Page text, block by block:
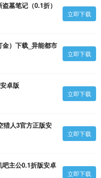
墓笔记（0.1折）
立即下载
）下载_异能都市
立即下载
卓版
立即下载
猎人3官方正版安
立即下载
主公0.1折版安卓
立即下载